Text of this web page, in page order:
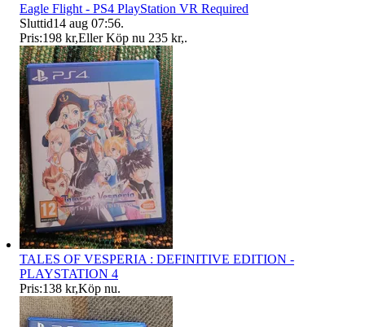
Eagle Flight - PS4 PlayStation VR Required
Sluttid14 aug 07:56.
Pris:198 kr,Eller Köp nu 235 kr,.
TALES OF VESPERIA : DEFINITIVE EDITION -
PLAYSTATION 4
Pris:138 kr,Köp nu.